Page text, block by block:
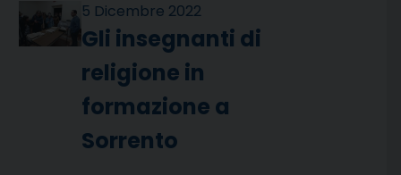
5 Dicembre 2022
Gli insegnanti di
religione in
formazione a
Sorrento